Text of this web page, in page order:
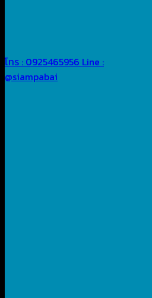
โทร : 0925465956 Line :
@siampabai